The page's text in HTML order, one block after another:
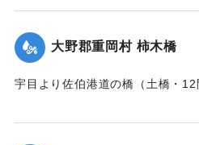
水は明治26年の水害に比べても
200戸に及んでいるのは要するに
な住宅を建築する許可を当局が
と13日以来、住民の間で協議が
大野郡重岡村 柿木橋
宇目より佐伯港道の橋（土橋・12